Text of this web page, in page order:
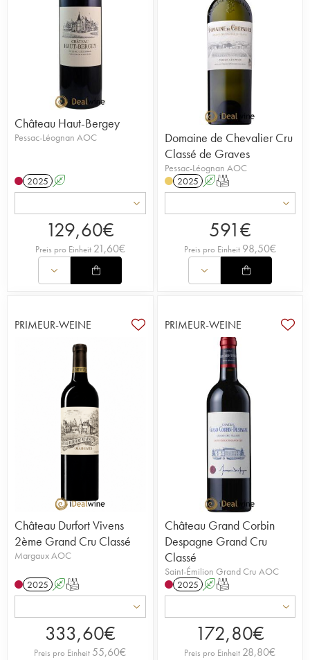
Château Haut-Bergey
Pessac-Léognan AOC
2025 A
129,60€
Preis pro Einheit 21,60€
Domaine de Chevalier Cru
Classé de Graves
Pessac-Léognan AOC
2025 AT
591€
Preis pro Einheit 98,50€
PRIMEUR-WEINE
Château Durfort Vivens
2ème Grand Cru Classé
Margaux AOC
2025 AT
333,60€
Preis pro Einheit 55,60€
PRIMEUR-WEINE
Château Grand Corbin
Despagne Grand Cru
Classé
Saint-Émilion Grand Cru AOC
2025 AT
172,80€
Preis pro Einheit 28,80€